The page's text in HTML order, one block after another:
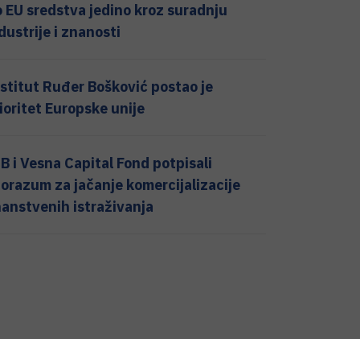
EU sredstva jedino kroz suradnju
i znanosti
Ruđer Bošković postao je
Europske unije
i Vesna Capital Fond potpisali
za jačanje komercijalizacije
istraživanja